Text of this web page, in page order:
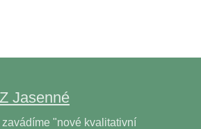
Jasenné
"nové kvalitativní